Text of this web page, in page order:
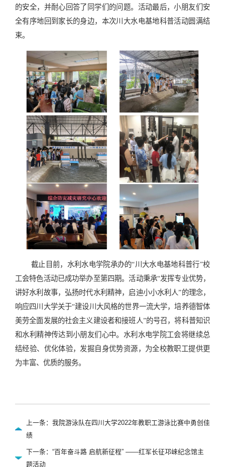
的安全，并耐心回答了同学们的问题。活动最后，小朋友们安
全有序地回到家长的身边，本次川大水电基地科普活动圆满结
束。
截止目前，水利水电学院承办的“川大水电基地科普行”校
工会特色活动已成功举办至第四期。活动秉承“发挥专业优势，
讲好水利故事，弘扬时代水利精神，启迪小小水利人”的理念，
响应四川大学关于“建设川大风格的世界一流大学，培养德智体
美劳全面发展的社会主义建设者和接班人”的号召，将科普知识
和水利精神传达到小朋友们心中。水利水电学院工会将继续总
结经验、优化体验，发掘自身优势资源，为全校教职工提供更
为丰富、优质的服务。
上一条：我院游泳队在四川大学2022年教职工游泳比赛中勇创佳
绩
下一条：“百年奋斗路 启航新征程” ——红军长征邛崃纪念馆主
题活动